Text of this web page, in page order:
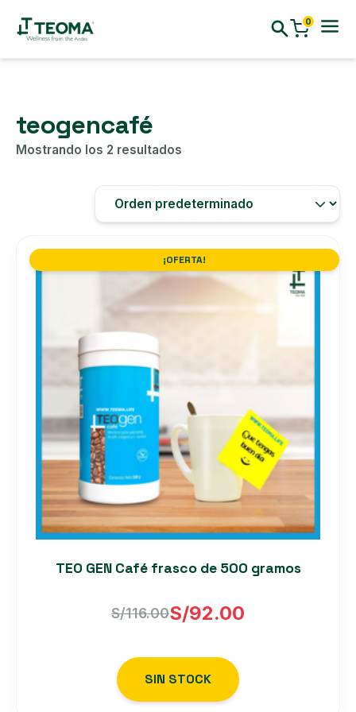
0
teogencafé
Mostrando los 2 resultados
¡OFERTA!
TEO GEN Café frasco de 500 gramos
S/116.00
El
precio
original
S/92.00
El
precio
actual
SIN STOCK